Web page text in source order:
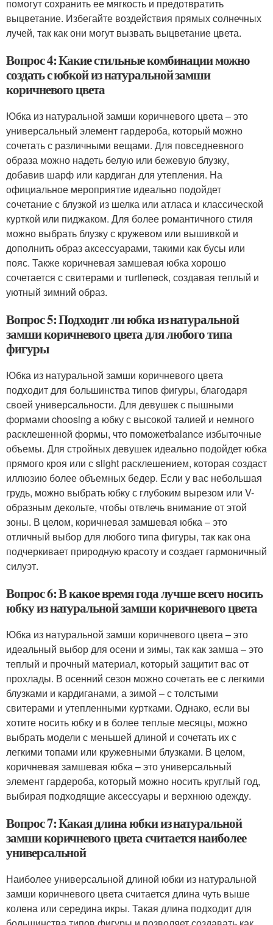
помогут сохранить ее мягкость и предотвратить
выцветание. Избегайте воздействия прямых солнечных
лучей, так как они могут вызвать выцветание цвета.
Вопрос 4: Какие стильные комбинации можно
создать с юбкой из натуральной замши
коричневого цвета
Юбка из натуральной замши коричневого цвета – это
универсальный элемент гардероба, который можно
сочетать с различными вещами. Для повседневного
образа можно надеть белую или бежевую блузку,
добавив шарф или кардиган для утепления. На
официальное мероприятие идеально подойдет
сочетание с блузкой из шелка или атласа и классической
курткой или пиджаком. Для более романтичного стиля
можно выбрать блузку с кружевом или вышивкой и
дополнить образ аксессуарами, такими как бусы или
пояс. Также коричневая замшевая юбка хорошо
сочетается с свитерами и тurtleneck, создавая теплый и
уютный зимний образ.
Вопрос 5: Подходит ли юбка из натуральной
замши коричневого цвета для любого типа
фигуры
Юбка из натуральной замши коричневого цвета
подходит для большинства типов фигуры, благодаря
своей универсальности. Для девушек с пышными
формами choosing a юбку с высокой талией и немного
расклешенной формы, что поможетbalance избыточные
объемы. Для стройных девушек идеально подойдет юбка
прямого кроя или с slight расклешением, которая создаст
иллюзию более объемных бедер. Если у вас небольшая
грудь, можно выбрать юбку с глубоким вырезом или V-
образным декольте, чтобы отвлечь внимание от этой
зоны. В целом, коричневая замшевая юбка – это
отличный выбор для любого типа фигуры, так как она
подчеркивает природную красоту и создает гармоничный
силуэт.
Вопрос 6: В какое время года лучше всего носить
юбку из натуральной замши коричневого цвета
Юбка из натуральной замши коричневого цвета – это
идеальный выбор для осени и зимы, так как замша – это
теплый и прочный материал, который защитит вас от
прохлады. В осенний сезон можно сочетать ее с легкими
блузками и кардиганами, а зимой – с толстыми
свитерами и утепленными куртками. Однако, если вы
хотите носить юбку и в более теплые месяцы, можно
выбрать модели с меньшей длиной и сочетать их с
легкими топами или кружевными блузками. В целом,
коричневая замшевая юбка – это универсальный
элемент гардероба, который можно носить круглый год,
выбирая подходящие аксессуары и верхнюю одежду.
Вопрос 7: Какая длина юбки из натуральной
замши коричневого цвета считается наиболее
универсальной
Наиболее универсальной длиной юбки из натуральной
замши коричневого цвета считается длина чуть выше
колена или середина икры. Такая длина подходит для